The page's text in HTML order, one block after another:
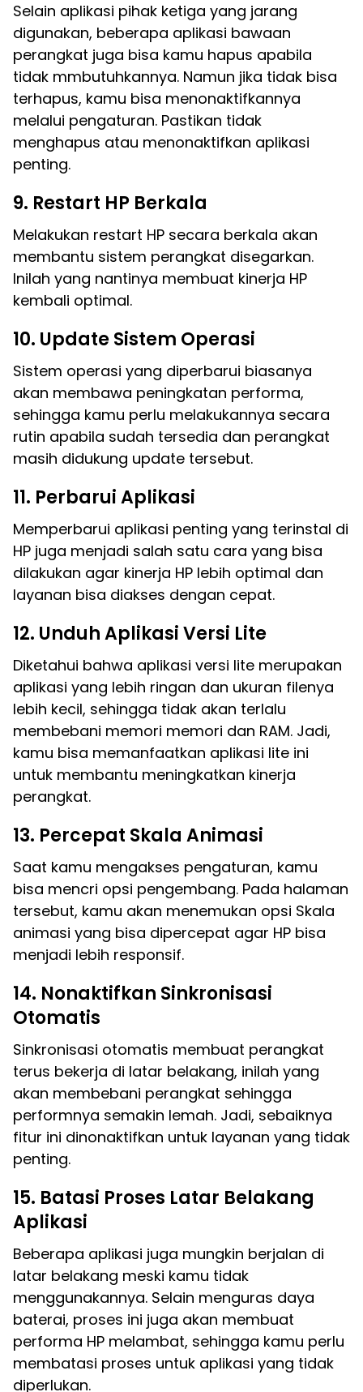
Selain aplikasi pihak ketiga yang jarang
digunakan, beberapa aplikasi bawaan
perangkat juga bisa kamu hapus apabila
tidak mmbutuhkannya. Namun jika tidak bisa
terhapus, kamu bisa menonaktifkannya
melalui pengaturan. Pastikan tidak
menghapus atau menonaktifkan aplikasi
penting.
9. Restart HP Berkala
Melakukan restart HP secara berkala akan
membantu sistem perangkat disegarkan.
Inilah yang nantinya membuat kinerja HP
kembali optimal.
10. Update Sistem Operasi
Sistem operasi yang diperbarui biasanya
akan membawa peningkatan performa,
sehingga kamu perlu melakukannya secara
rutin apabila sudah tersedia dan perangkat
masih didukung update tersebut.
11. Perbarui Aplikasi
Memperbarui aplikasi penting yang terinstal di
HP juga menjadi salah satu cara yang bisa
dilakukan agar kinerja HP lebih optimal dan
layanan bisa diakses dengan cepat.
12. Unduh Aplikasi Versi Lite
Diketahui bahwa aplikasi versi lite merupakan
aplikasi yang lebih ringan dan ukuran filenya
lebih kecil, sehingga tidak akan terlalu
membebani memori memori dan RAM. Jadi,
kamu bisa memanfaatkan aplikasi lite ini
untuk membantu meningkatkan kinerja
perangkat.
13. Percepat Skala Animasi
Saat kamu mengakses pengaturan, kamu
bisa mencri opsi pengembang. Pada halaman
tersebut, kamu akan menemukan opsi Skala
animasi yang bisa dipercepat agar HP bisa
menjadi lebih responsif.
14. Nonaktifkan Sinkronisasi
Otomatis
Sinkronisasi otomatis membuat perangkat
terus bekerja di latar belakang, inilah yang
akan membebani perangkat sehingga
performnya semakin lemah. Jadi, sebaiknya
fitur ini dinonaktifkan untuk layanan yang tidak
penting.
15. Batasi Proses Latar Belakang
Aplikasi
Beberapa aplikasi juga mungkin berjalan di
latar belakang meski kamu tidak
menggunakannya. Selain menguras daya
baterai, proses ini juga akan membuat
performa HP melambat, sehingga kamu perlu
membatasi proses untuk aplikasi yang tidak
diperlukan.